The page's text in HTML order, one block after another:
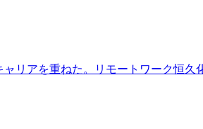
リアを重ねた。リモートワーク恒